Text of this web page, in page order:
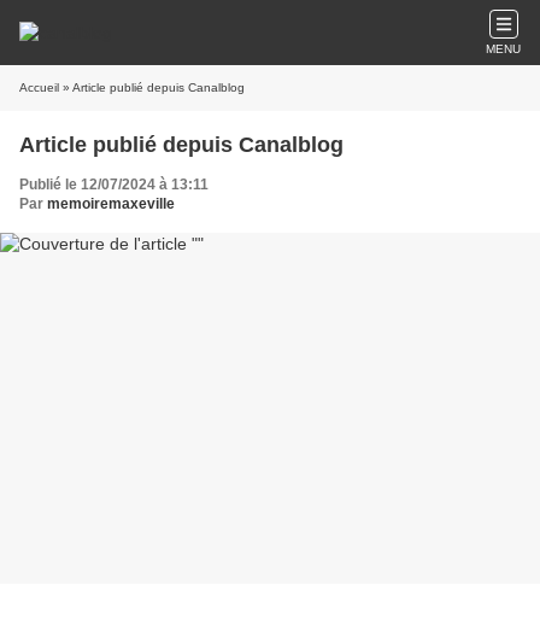
MENU
Accueil » Article publié depuis Canalblog
Article publié depuis Canalblog
Publié le 12/07/2024 à 13:11
Par memoiremaxeville